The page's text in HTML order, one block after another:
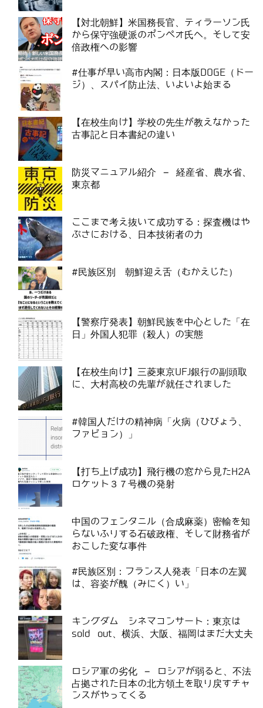
【対北朝鮮】米国務長官、ティラーソン氏
から保守強硬派のポンぺオ氏へ。そして安
倍政権への影響
#仕事が早い高市内閣：日本版DOGE（ドー
ジ）、スパイ防止法、いよいよ始まる
【在校生向け】学校の先生が教えなかった
古事記と日本書紀の違い
防災マニュアル紹介 – 経産省、農水省、
東京都
ここまで考え抜いて成功する：探査機はや
ぶさにおける、日本技術者の力
#民族区別 朝鮮迎え舌（むかえじた）
【警察庁発表】朝鮮民族を中心とした「在
日」外国人犯罪（殺人）の実態
【在校生向け】三菱東京UFJ銀行の副頭取
に、大村高校の先輩が就任されました
#韓国人だけの精神病「火病（ひびょう、
ファビョン）」
【打ち上げ成功】飛行機の窓から見たH2A
ロケット３７号機の発射
中国のフェンタニル（合成麻薬）密輸を知
らないふりする石破政権、そして財務省が
おこした変な事件
#民族区別：フランス人発表「日本の左翼
は、容姿が醜（みにく）い」
キングダム シネマコンサート：東京は
sold out、横浜、大阪、福岡はまだ大丈夫
ロシア軍の劣化 – ロシアが弱ると、不法
占拠された日本の北方領土を取り戻すチャ
ンスがやってくる